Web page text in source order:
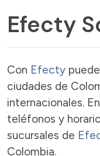
Efecty
Con Efecty
ciudades de
internacionales.
teléfonos y
sucursales de
Colombia.